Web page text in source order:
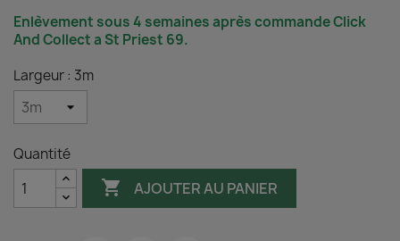
Enlèvement sous 4 semaines après commande Click
And Collect a St Priest 69.
Largeur : 3m
Quantité
 AJOUTER AU PANIER